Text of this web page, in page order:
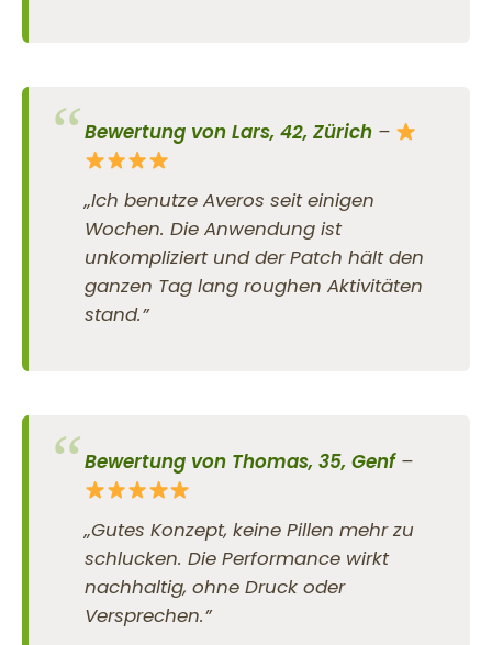
Bewertung von Lars, 42, Zürich –
„Ich benutze Averos seit einigen
Wochen. Die Anwendung ist
unkompliziert und der Patch hält den
ganzen Tag lang roughen Aktivitäten
stand.”
Bewertung von Thomas, 35, Genf–
„Gutes Konzept, keine Pillen mehr zu
schlucken. Die Performance wirkt
nachhaltig, ohne Druck oder
Versprechen.”